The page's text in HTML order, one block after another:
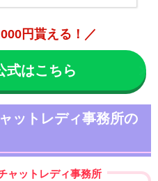
円貰える！／
式はこちら
ットレディ事務所の
ャットレディ事務所